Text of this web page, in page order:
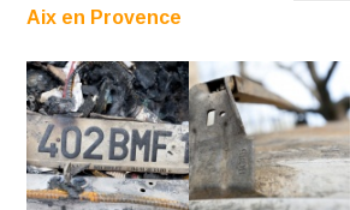
Aix en Provence